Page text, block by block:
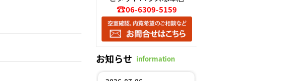
06-6309-5159
お知らせ information